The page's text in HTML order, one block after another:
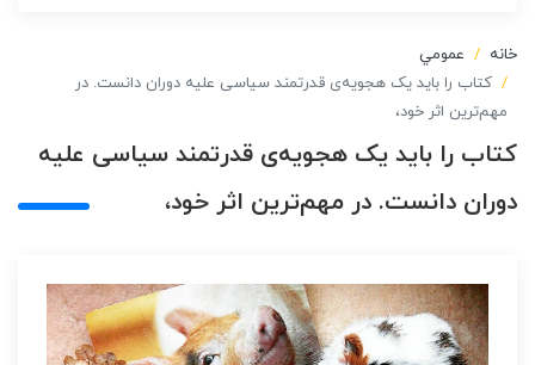
خانه
عمومي
کتاب را باید یک هجویه‌ی قدرتمند سیاسی علیه دوران دانست. در
مهم‌ترین اثر خود،
کتاب را باید یک هجویه‌ی قدرتمند سیاسی علیه
دوران دانست. در مهم‌ترین اثر خود،